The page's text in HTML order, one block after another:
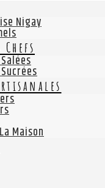
Nigay
Chefs
Maison